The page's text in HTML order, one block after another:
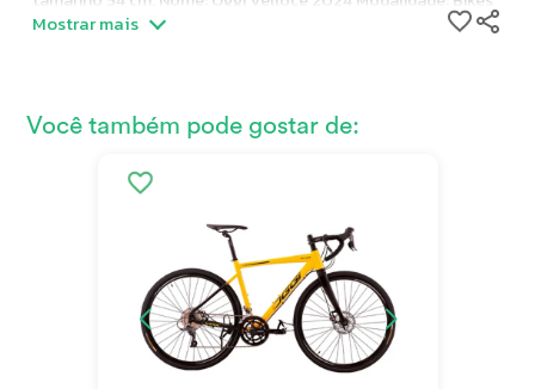
Marca do Quadro: Oggi Ano: 2024 Tamanho do quadro: 54 cm
Condição: Usado Estado de Conservação: Ótimo
Mostrar mais
Você também pode gostar de: